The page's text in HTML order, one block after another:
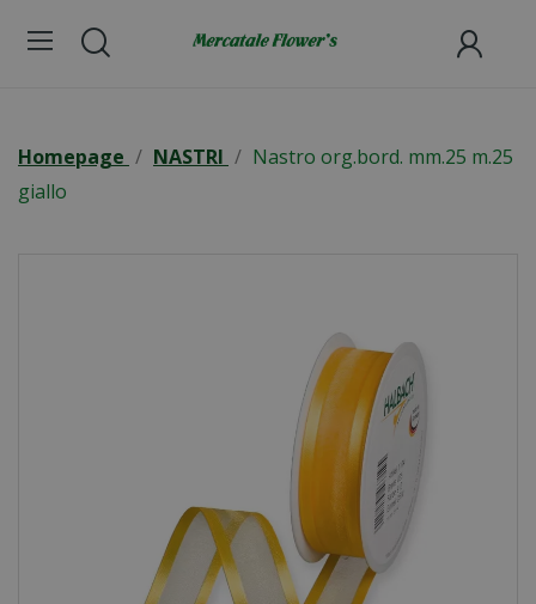
Homepage NASTRI
Nastro org.bord. mm.25 m.25
giallo